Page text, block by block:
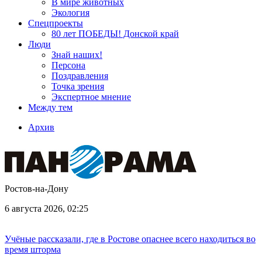
В мире животных
Экология
Спецпроекты
80 лет ПОБЕДЫ! Донской край
Люди
Знай наших!
Персона
Поздравления
Точка зрения
Экспертное мнение
Между тем
Архив
Ростов-на-Дону
6 августа 2026, 02:25
Учёные рассказали, где в Ростове опаснее всего находиться во
время шторма